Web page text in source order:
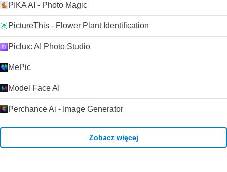
PIKA AI - Photo Magic
PictureThis - Flower Plant Identification
Piclux: AI Photo Studio
MePic
Model Face AI
Perchance Ai - Image Generator
Zobacz więcej